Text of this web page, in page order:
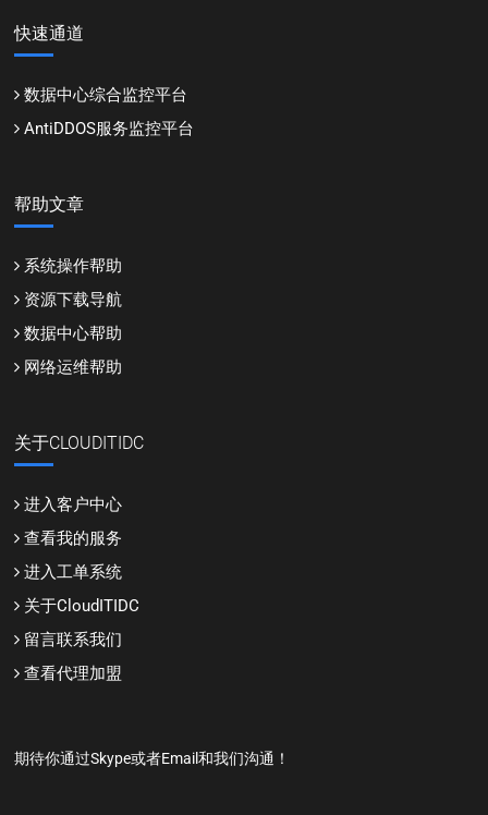
快速通道
数据中心综合监控平台
AntiDDOS服务监控平台
帮助文章
系统操作帮助
资源下载导航
数据中心帮助
网络运维帮助
关于CLOUDITIDC
进入客户中心
查看我的服务
进入工单系统
关于CloudITIDC
留言联系我们
查看代理加盟
期待你通过Skype或者Email和我们沟通！